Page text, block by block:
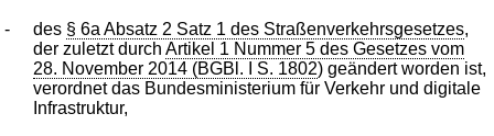
- des § 6a Absatz 2 Satz 1 des Straßenverkehrsgesetzes,
der zuletzt durchArtikel 1 Nummer 5 des Gesetzes vom
28. November 2014 (BGBl. I S. 1802) geändert worden ist,
verordnet das Bundesministerium für Verkehr und digitale
Infrastruktur,